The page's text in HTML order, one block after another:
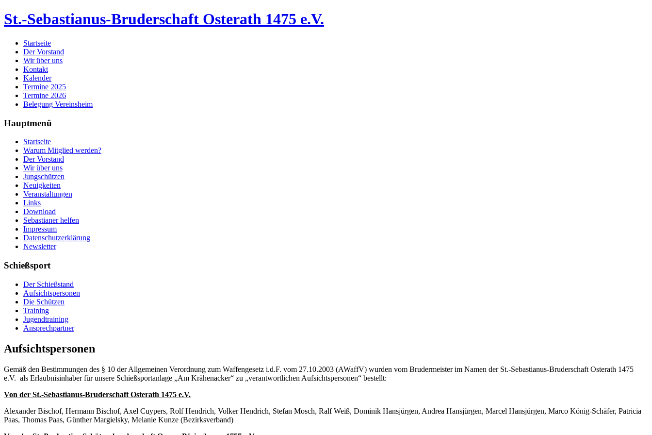
St.-Sebastianus-Bruderschaft Osterath 1475 e.V.
Startseite
Der Vorstand
Wir über uns
Kontakt
Kalender
Termine 2025
Termine 2026
Belegung Vereinsheim
Hauptmenü
Startseite
Warum Mitglied werden?
Der Vorstand
Wir über uns
Jungschützen
Neuigkeiten
Veranstaltungen
Links
Download
Sebastianer helfen
Impressum
Datenschutzerklärung
Newsletter
Schießsport
Der Schießstand
Aufsichtspersonen
Die Schützen
Training
Jugendtraining
Ansprechpartner
Aufsichtspersonen
Gemäß den Bestimmungen des § 10 der Allgemeinen Verordnung zum Waffengesetz i.d.F. vom 27.10.2003 (AWaffV) wurden vom Brudermeister im Namen der St.-Sebastianus-Bruderschaft Osterath 1475
e.V. als Er­laubnisinhaber für unsere Schießsportanlage „Am Krähen­acker“ zu „verantwortlichen Aufsichtspersonen“ bestellt:
Von der St.-Sebastianus-Bruderschaft Osterath 1475 e.V.
Alexander Bischof, Hermann Bischof, Axel Cuypers, Rolf Hendrich, Volker Hendrich, Stefan Mosch, Ralf Weiß, Dominik Hansjürgen, Andrea Hansjürgen, Marcel Hansjürgen, Marco König-Schäfer, Patricia
Paas, Thomas Paas, Günther Margielsky, Melanie Kunze (Bezirksverband)